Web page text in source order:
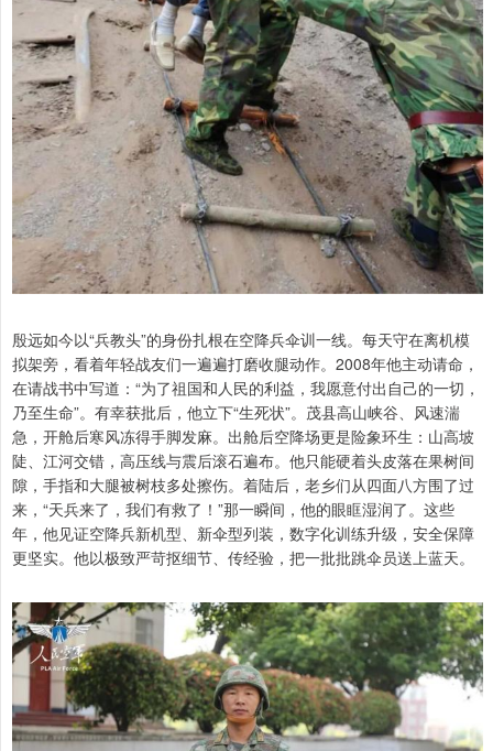
殷远如今以“兵教头”的身份扎根在空降兵伞训一线。每天守在离机模
拟架旁，看着年轻战友们一遍遍打磨收腿动作。2008年他主动请命，
在请战书中写道：“为了祖国和人民的利益，我愿意付出自己的一切，
乃至生命”。有幸获批后，他立下“生死状”。茂县高山峡谷、风速湍
急，开舱后寒风冻得手脚发麻。出舱后空降场更是险象环生：山高坡
陡、江河交错，高压线与震后滚石遍布。他只能硬着头皮落在果树间
隙，手指和大腿被树枝多处擦伤。着陆后，老乡们从四面八方围了过
来，“天兵来了，我们有救了！”那一瞬间，他的眼眶湿润了。这些
年，他见证空降兵新机型、新伞型列装，数字化训练升级，安全保障
更坚实。他以极致严苛抠细节、传经验，把一批批跳伞员送上蓝天。